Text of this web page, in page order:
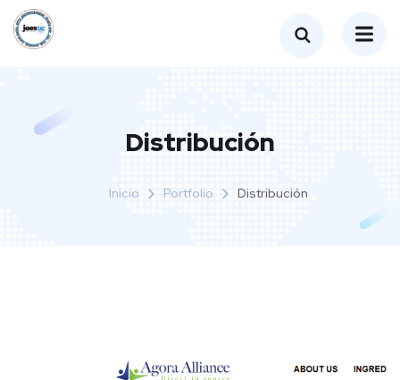
Distribución
Inicio Portfolio Distribución